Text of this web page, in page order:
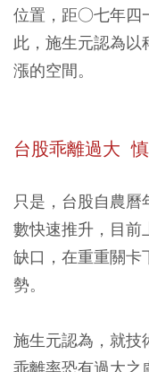
位置，距○七年四
此，施生元認為以
漲的空間。
台股乖離過大
只是，台股自農
數快速推升，目前
缺口，在重重關卡
勢。
施生元認為，就技